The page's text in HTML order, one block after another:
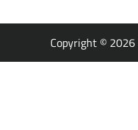
Copyright © 2026